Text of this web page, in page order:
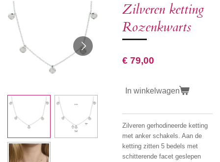
Zilveren ketting
Rozenkwarts
€ 79,00
In winkelwagen
Zilveren gerhodineerde ketting
met anker schakels. Aan de
ketting zitten 5 bedels met
schitterende facet geslepen